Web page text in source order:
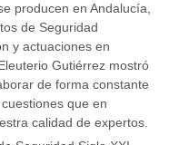
producen en Andalucía,
de Seguridad
y actuaciones en
Gutiérrez mostró
de forma constante
que en
calidad de expertos.